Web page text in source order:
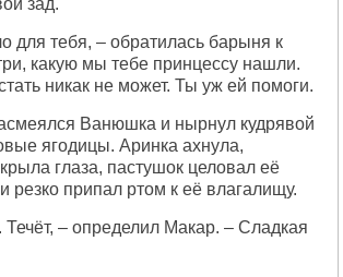
зад.
для тебя, – обратилась барыня к
какую мы тебе принцессу нашли.
никак не может. Ты уж ей помоги.
Ванюшка и нырнул кудрявой
ягодицы. Аринка ахнула,
глаза, пастушок целовал её
резко припал ртом к её влагалищу.
Течёт, – определил Макар. – Сладкая